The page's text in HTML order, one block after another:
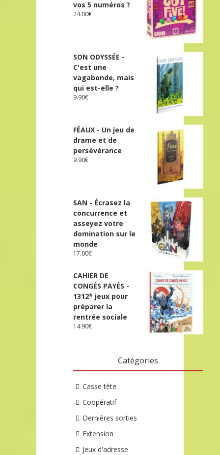
vos 5 numéros ?
24.00€
SON ODYSSÉE -
C'est une
vagabonde, mais
qui est-elle ?
9.90€
FÉAUX - Un jeu de
drame et de
persévérance
9.90€
SAN - Écrasez la
concurrence et
asseyez votre
domination sur le
monde
17.00€
CAHIER DE
CONGÉS PAYÉS -
1312* jeux pour
préparer la
rentrée sociale
14.90€
Catégories
Casse tête
Coopératif
Dernières sorties
Extension
Jeux d'adresse